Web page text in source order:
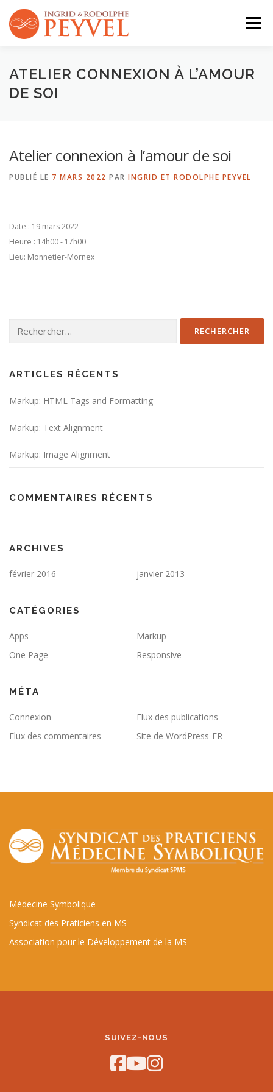
contenu
Menu
QUI SOMMES-NOUS ? ACTIVITÉS AGENDA
ATELIER CONNEXION À L’AMOUR
DE SOI
Atelier connexion à l’amour de soi
PUBLIÉ LE 7 MARS 2022 PAR INGRID ET RODOLPHE PEYVEL
Date : 19 mars 2022
Heure : 14h00 - 17h00
Lieu: Monnetier-Mornex
ARTICLES RÉCENTS
Markup: HTML Tags and Formatting
Markup: Text Alignment
Markup: Image Alignment
COMMENTAIRES RÉCENTS
ARCHIVES
février 2016 janvier 2013
CATÉGORIES
Apps
Markup
One Page
Responsive
MÉTA
Connexion
Flux des publications
Flux des commentaires
Site de WordPress-FR
Médecine Symbolique
Syndicat des Praticiens en MS
Association pour le Développement de la MS
SUIVEZ-NOUS